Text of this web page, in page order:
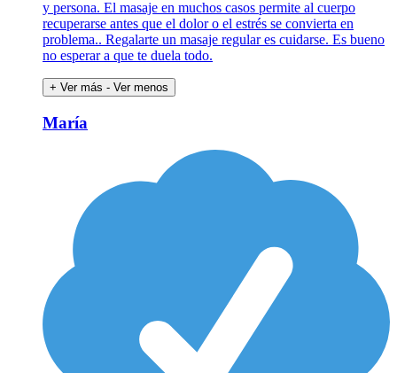
y persona. El masaje en muchos casos permite al cuerpo
recuperarse antes que el dolor o el estrés se convierta en
problema.. Regalarte un masaje regular es cuidarse. Es bueno
no esperar a que te duela todo.
+ Ver más - Ver menos
María